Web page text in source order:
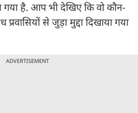
गया है. आप भी देखिए कि वो कौन-
से जुड़ा मुद्दा दिखाया गया
ADVERTISEMENT